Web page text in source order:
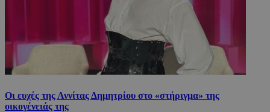
Οι ευχές της Αννίτας Δημητρίου στο «στήριγμα» της
οικογένειάς της